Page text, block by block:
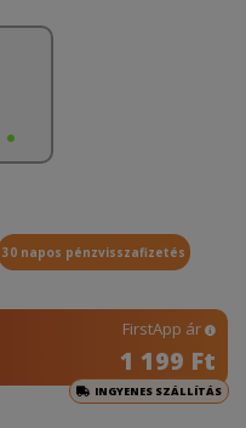
30 napos pénzvisszafizetés
FirstApp ár
1 199 Ft
INGYENES SZÁLLÍTÁS